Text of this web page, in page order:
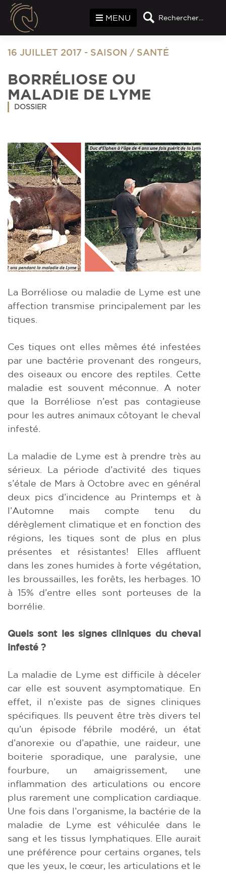
Rechercher...
MENU
16 JUILLET 2017 - SAISON / SANTÉ
BORRÉLIOSE OU
MALADIE DE LYME
DOSSIER
La Borréliose ou maladie de Lyme est une
affection transmise principalement par les
tiques.
Ces tiques ont elles mêmes été infestées
par une bactérie provenant des rongeurs,
des oiseaux ou encore des reptiles. Cette
maladie est souvent méconnue. A noter
que la Borréliose n’est pas contagieuse
pour les autres animaux côtoyant le cheval
infesté.
La maladie de Lyme est à prendre très au
sérieux. La période d’activité des tiques
s’étale de Mars à Octobre avec en général
deux pics d’incidence au Printemps et à
l’Automne mais compte tenu du
dérèglement climatique et en fonction des
régions, les tiques sont de plus en plus
présentes et résistantes! Elles affluent
dans les zones humides à forte végétation,
les broussailles, les forêts, les herbages. 10
à 15% d’entre elles sont porteuses de la
borrélie.
Quels sont les signes cliniques du cheval
infesté ?
La maladie de Lyme est difficile à déceler
car elle est souvent asymptomatique. En
effet, il n’existe pas de signes cliniques
spécifiques. Ils peuvent être très divers tel
qu’un épisode fébrile modéré, un état
d’anorexie ou d’apathie, une raideur, une
boiterie sporadique, une paralysie, une
fourbure, un amaigrissement, une
inflammation des articulations ou encore
plus rarement une complication cardiaque.
Une fois dans l’organisme, la bactérie de la
maladie de Lyme est véhiculée dans le
sang et les tissus lymphatiques. Elle aurait
une préférence pour certains organes, tels
que les yeux, le cœur, les articulations et le
Panneau de gestion des cookies